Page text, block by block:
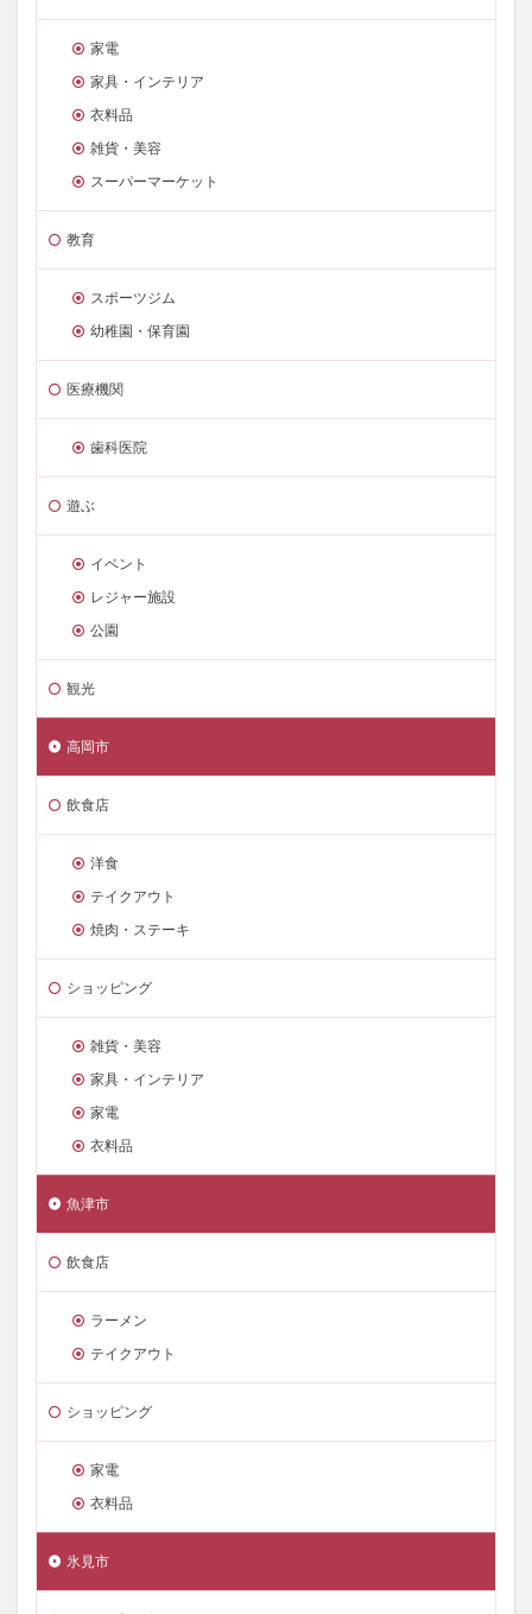
家電
家具・インテリア
衣料品
雑貨・美容
スーパーマーケット
教育
スポーツジム
幼稚園・保育園
医療機関
歯科医院
遊ぶ
イベント
レジャー施設
公園
観光
高岡市
飲食店
洋食
テイクアウト
焼肉・ステーキ
ショッピング
雑貨・美容
家具・インテリア
家電
衣料品
魚津市
飲食店
ラーメン
テイクアウト
ショッピング
家電
衣料品
氷見市